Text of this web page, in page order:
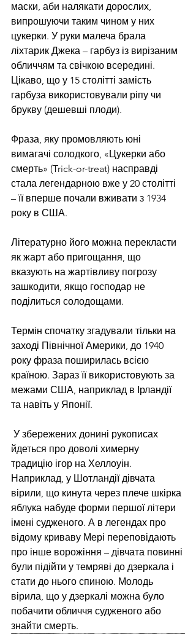
маски, аби налякати дорослих,
випрошуючи таким чином у них
цукерки. У руки малеча брала
ліхтарик Джека – гарбуз із вирізаним
обличчям та свічкою всередині.
Цікаво, що у 15 столітті замість
гарбуза використовували ріпу чи
брукву (дешевші плоди).
Фраза, яку промовляють юні
вимагачі солодкого, «Цукерки або
смерть» (Trick-or-treat) насправді
стала легендарною вже у 20 столітті
– її вперше почали вживати з 1934
року в США.
Літературно його можна перекласти
як жарт або пригощання, що
вказують на жартівливу погрозу
зашкодити, якщо господар не
поділиться солодощами.
Термін спочатку згадували тільки на
заході Північної Америки, до 1940
року фраза поширилась всією
країною. Зараз її використовують за
межами США, наприклад в Ірландії
та навіть у Японії.
йдеться про доволі химерну
традицію ігор на Хеллоуін.
Наприклад, у Шотландії дівчата
вірили, що кинута через плече шкірка
яблука набуде форми першої літери
імені судженого. А в легендах про
відому криваву Мері переповідають
про інше ворожіння – дівчата повинні
були підійти у темряві до дзеркала і
стати до нього спиною. Молодь
вірила, що у дзеркалі можна було
побачити обличчя судженого або
знайти смерть.